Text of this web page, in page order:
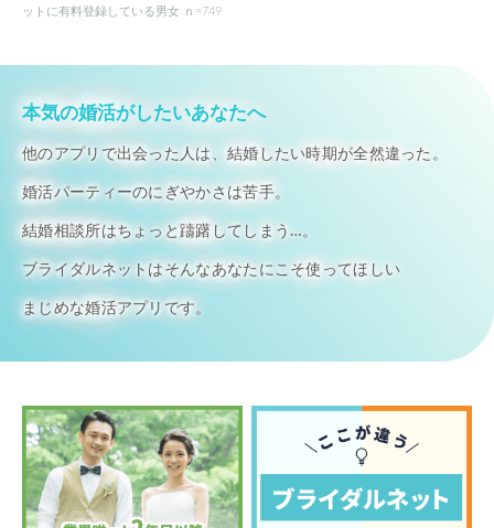
ットに有料登録している男女 ｎ=749
本気の婚活がしたいあなたへ
他のアプリで出会った人は、結婚したい時期が全然違った。
婚活パーティーのにぎやかさは苦手。
結婚相談所はちょっと躊躇してしまう…。
ブライダルネットはそんなあなたにこそ使ってほしい
まじめな婚活アプリです。